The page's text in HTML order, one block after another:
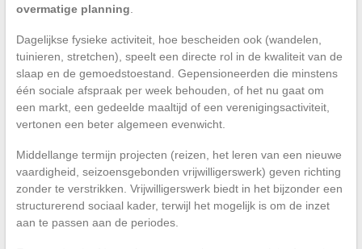
overmatige planning.
Dagelijkse fysieke activiteit, hoe bescheiden ook (wandelen,
tuinieren, stretchen), speelt een directe rol in de kwaliteit van de
slaap en de gemoedstoestand. Gepensioneerden die minstens
één sociale afspraak per week behouden, of het nu gaat om
een markt, een gedeelde maaltijd of een verenigingsactiviteit,
vertonen een beter algemeen evenwicht.
Middellange termijn projecten (reizen, het leren van een nieuwe
vaardigheid, seizoensgebonden vrijwilligerswerk) geven richting
zonder te verstrikken. Vrijwilligerswerk biedt in het bijzonder een
structurerend sociaal kader, terwijl het mogelijk is om de inzet
aan te passen aan de periodes.